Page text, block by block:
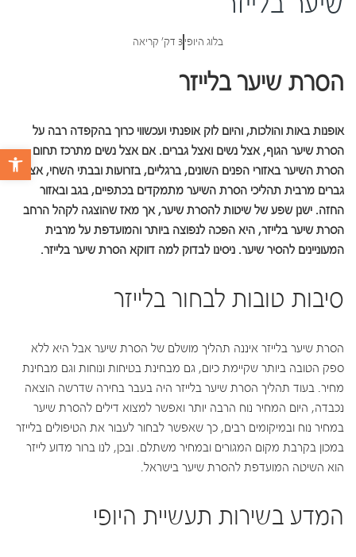
בלוג היופי3 דק' קריאה
הסרת שיער בלייזר
אופנות באות והולכות, והיום לוק אופנתי ועכשווי כרוך בהקפדה רבה על
הסרת שיער הגוף, אצל נשים ואצל גברים. אם אצל נשים מתרכז תחום
הסרת השיער באזורי הפנים השונים, ברגליים, בזרועות ובבתי השחי, אצל
גברים מרבית תהליכי הסרת השיער מתמקדים בכתפיים, בגב ובאזור
החזה. ישנן שפע של שיטות להסרת שיער, אך מאז שהוצגה לקהל הרחב
הסרת שיער בלייזר, היא הפכה לנפוצה ביותר והמועדפת על מרבית
המעוניינים להסיר שיער. ניסינו לבדוק למה דווקא הסרת שיער בלייזר.
סיבות טובות לבחור בלייזר
הסרת שיער בלייזר איננה תהליך מושלם של הסרת שיער אבל היא ללא
ספק הטובה ביותר שקיימת כיום, גם מבחינת בטיחות ונוחות וגם מבחינת
מחיר. בעוד תהליך הסרת שיער בלייזר היה בעבר בחירה שדרשה הוצאה
נכבדה, היום המחיר נוח הרבה יותר ואפשר למצוא דילים להסרת שיער
במחיר נוח ובמיקומים רבים, כך שאפשר לבחור לעבור את הטיפולים בלייזר
במכון בקרבת מקום המגורים ובמחיר משתלם. ובכן, לנו ברור מדוע לייזר
הוא השיטה המועדפת להסרת שיער בישראל.
המדע בשירות תעשיית היופי